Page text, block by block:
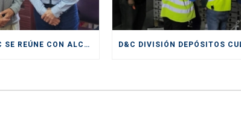
GRUPO D&C SE REÚNE CON ALCALDE DE SAN ANTONIO